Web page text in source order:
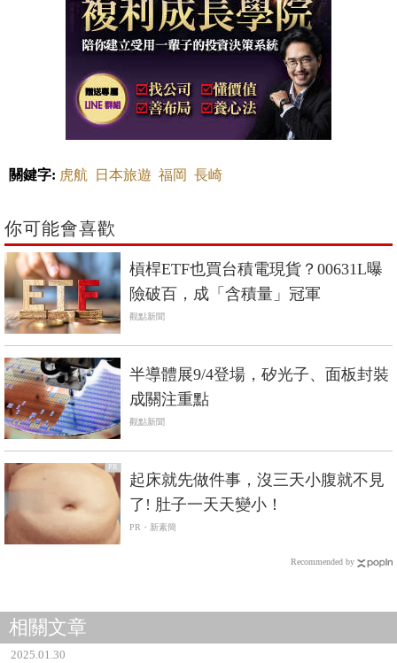
關鍵字: 虎航 日本旅遊 福岡 長崎
你可能會喜歡
槓桿ETF也買台積電現貨？00631L曝
險破百，成「含積量」冠軍
觀點新聞
半導體展9/4登場，矽光子、面板封裝
成關注重點
觀點新聞
PR
起床就先做件事，沒三天小腹就不見
了! 肚子一天天變小！
PR・新素簡
Recommended by
相關文章
2025.01.30